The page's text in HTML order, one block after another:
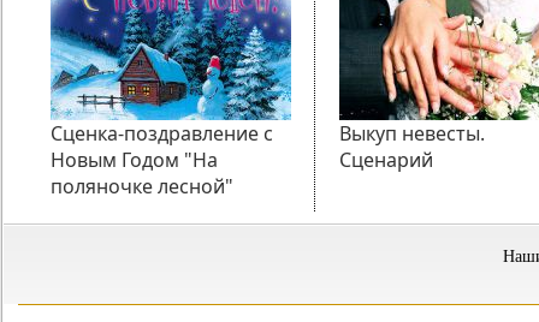
Сценка-поздравление с
Новым Годом "На
поляночке лесной"
Выкуп невесты.
Сценарий